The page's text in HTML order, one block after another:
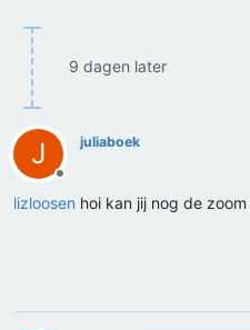
9 dagen later
J
Offline
juliaboek
lizloosen hoi kan jij nog de